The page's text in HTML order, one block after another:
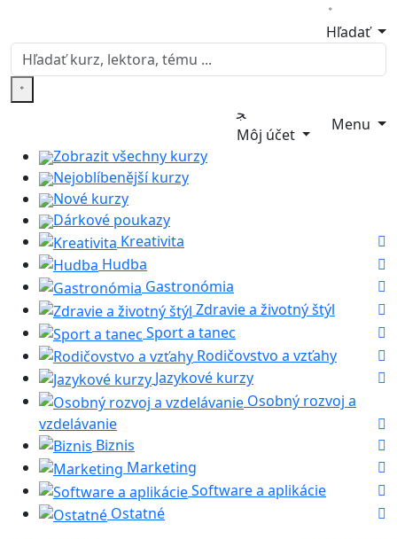
Hľadať
Môj účet
Menu
Zobrazit všechny kurzy
Nejoblíbenější kurzy
Nové kurzy
Dárkové poukazy
Kreativita
Hudba
Gastronómia
Zdravie a životný štýl
Sport a tanec
Rodičovstvo a vzťahy
Jazykové kurzy
Osobný rozvoj a
vzdelávanie
Biznis
Marketing
Software a aplikácie
Ostatné